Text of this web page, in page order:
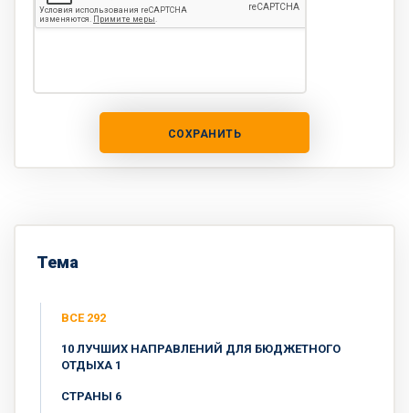
СОХРАНИТЬ
Тема
ВСЕ 292
10 ЛУЧШИХ НАПРАВЛЕНИЙ ДЛЯ БЮДЖЕТНОГО
ОТДЫХА 1
CТРАНЫ 6